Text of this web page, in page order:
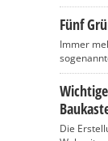
Fünf
Immer
Die